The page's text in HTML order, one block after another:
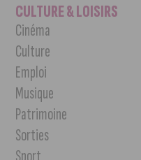
CULTURE & LOISIRS
Cinéma
Culture
Emploi
Musique
Patrimoine
Sorties